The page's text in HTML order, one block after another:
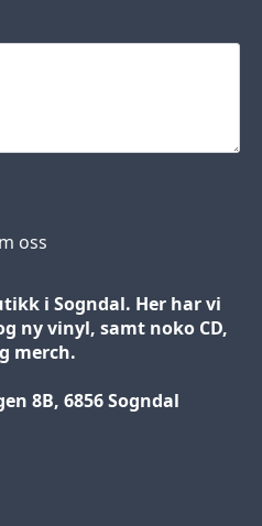
oss
i Sogndal. Her har vi
ny vinyl, samt noko CD,
merch.
8B, 6856 Sogndal